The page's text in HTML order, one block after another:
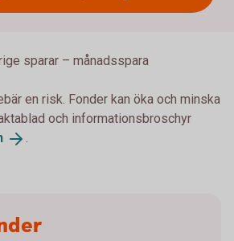
sparar – månadsspara
en risk. Fonder kan öka och minska
och informationsbroschyr
.